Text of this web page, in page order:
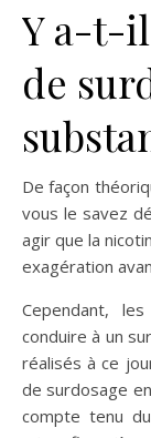
Y a-t-
de
De façon
vous le savez
agir que la
exagération
Cependant,
conduire à un
réalisés à ce
de surdosage
compte tenu